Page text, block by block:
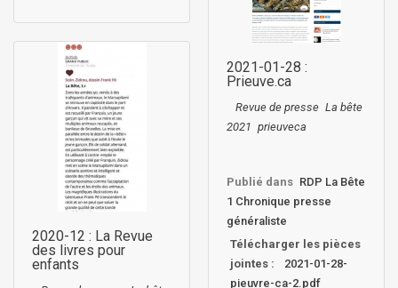
2021-01-28 :
Prieuve.ca
Revue de presse La bête
2021 prieuveca
Publié dans RDP La Bête
1 Chronique presse
généraliste
Télécharger les pièces
jointes :
2021-01-28-
pieuvre-ca-2.pdf
2020-12 : La Revue
des livres pour
enfants